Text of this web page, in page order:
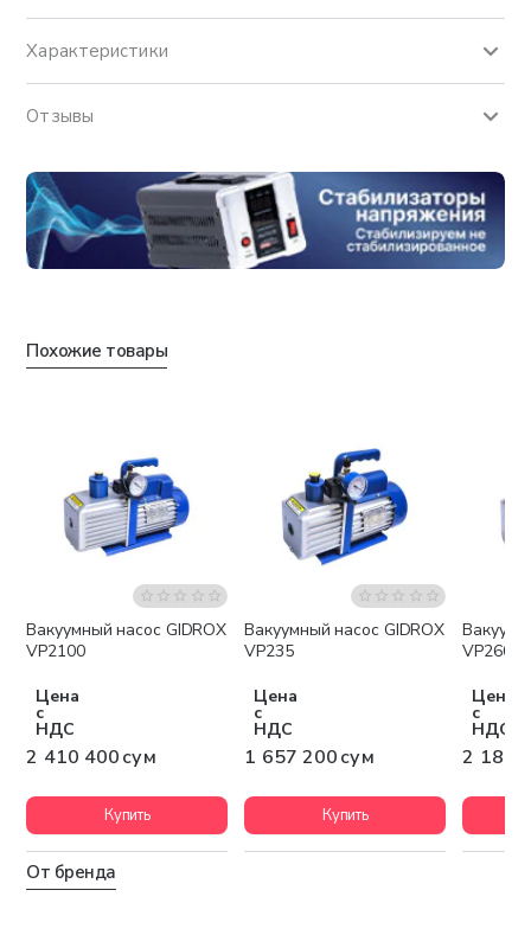
Характеристики
Отзывы
Похожие товары
Бесплатная доставка
Вакуумный насос GIDROX
VP2100
Цена
с
НДС
2 410 400 сум
Купить
Бесплатная доставка
Вакуумный насос GIDROX
VP235
Цена
с
НДС
1 657 200 сум
Купить
VP260
Цена
с
НДС
2 184
От бренда